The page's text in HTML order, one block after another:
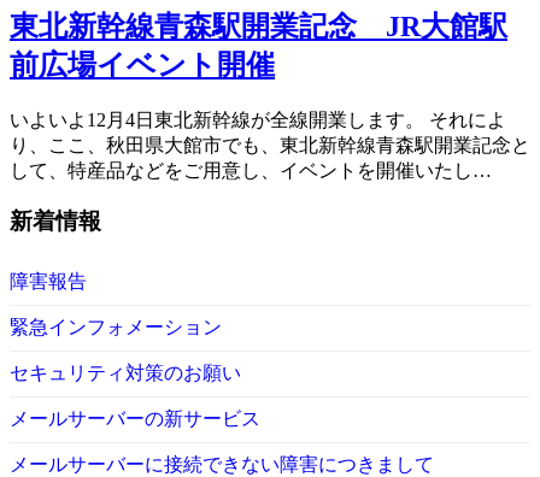
東北新幹線青森駅開業記念 JR大館駅
前広場イベント開催
いよいよ12月4日東北新幹線が全線開業します。 それによ
り、ここ、秋田県大館市でも、東北新幹線青森駅開業記念と
して、特産品などをご用意し、イベントを開催いたし…
新着情報
障害報告
緊急インフォメーション
セキュリティ対策のお願い
メールサーバーの新サービス
メールサーバーに接続できない障害につきまして